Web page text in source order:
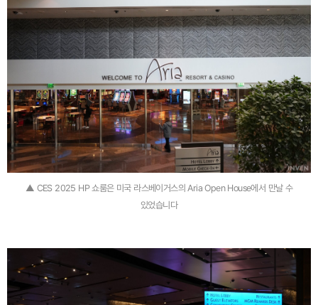
▲ CES 2025 HP 쇼룸은 미국 라스베이거스의 Aria Open House에서 만날 수
있었습니다